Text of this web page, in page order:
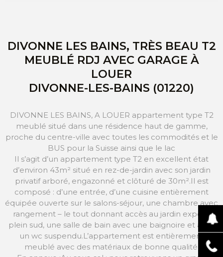
DIVONNE LES BAINS, TRÈS BEAU T2
MEUBLÉ RDJ AVEC GARAGE À
LOUER
DIVONNE-LES-BAINS (01220)
DIVONNE LES BAINS, A LOUER appartement type T2
meublé situé dans une résidence haut de gamme,
proche du centre-ville avec toutes les commodités et le
BUS pour la Suisse ainsi que le lac
Il s’agit d’un appartement type T2 en excellent état
d’environ 43m² situé en rez-de-jardin avec son jardin
privatif arboré, engazonné et clôturé de 30m².Il est
composé : d’une entrée, d’une cuisine entièrement
équipée ouverte sur le salons-séjour, une chambre avec
rangement – le tout donnant accès au jardin exposé
plein sud, une salle de bain avec une baignoire et avec
un wc suspendu.L’appartement est entièrement
meublé avec des matériaux de bonne qualité.